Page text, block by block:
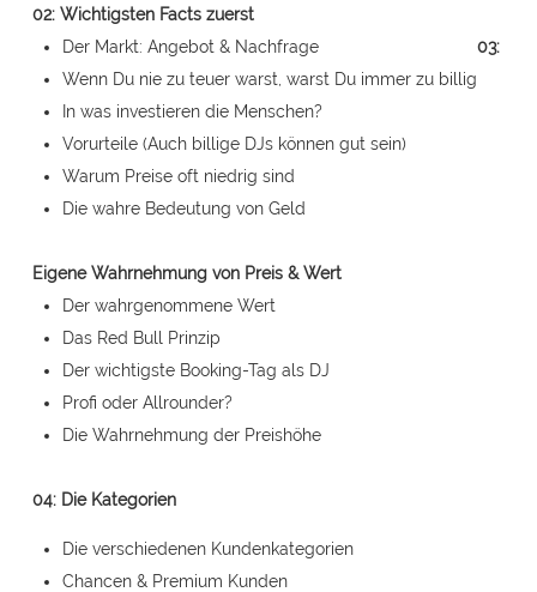
02: Wichtigsten Facts zuerst
Der Markt: Angebot & Nachfrage
Wenn Du nie zu teuer warst, warst Du immer zu billig
In was investieren die Menschen?
Vorurteile (Auch billige DJs können gut sein)
Warum Preise oft niedrig sind
Die wahre Bedeutung von Geld
03:
Eigene Wahrnehmung von Preis & Wert
Der wahrgenommene Wert
Das Red Bull Prinzip
Der wichtigste Booking-Tag als DJ
Profi oder Allrounder?
Die Wahrnehmung der Preishöhe
04: Die Kategorien
Die verschiedenen Kundenkategorien
Chancen & Premium Kunden